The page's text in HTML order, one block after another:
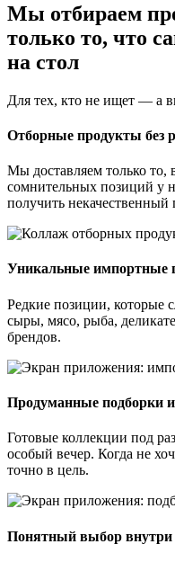
Мы отбираем
только то, что
на стол
Для тех, кто не ищет — а
Отборные продукты без
Мы доставляем только
сомнительных позиций у
получить некачественный
Уникальные импортные
Редкие позиции, которые
сыры, мясо, рыба,
брендов.
Продуманные подборки
Готовые коллекции под
особый вечер. Когда не
точно в цель.
Понятный выбор